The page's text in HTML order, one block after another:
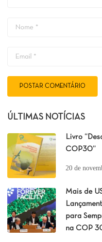
ÚLTIMAS NOTÍCIAS
Livro
COP30”
20 de
Mais de
para
na COP